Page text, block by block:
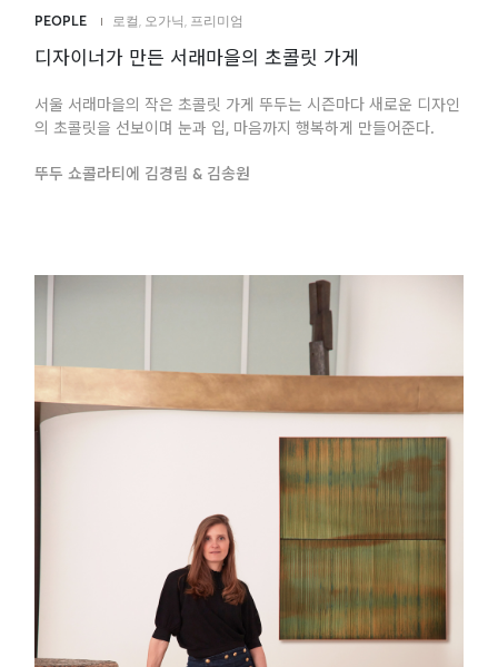
PEOPLE 로컬, 오가닉, 프리미엄
디자이너가 만든 서래마을의 초콜릿 가게
서울 서래마을의 작은 초콜릿 가게 뚜두는 시즌마다 새로운 디자인
의 초콜릿을 선보이며 눈과 입, 마음까지 행복하게 만들어준다.
뚜두 쇼콜라티에 김경림 & 김송원